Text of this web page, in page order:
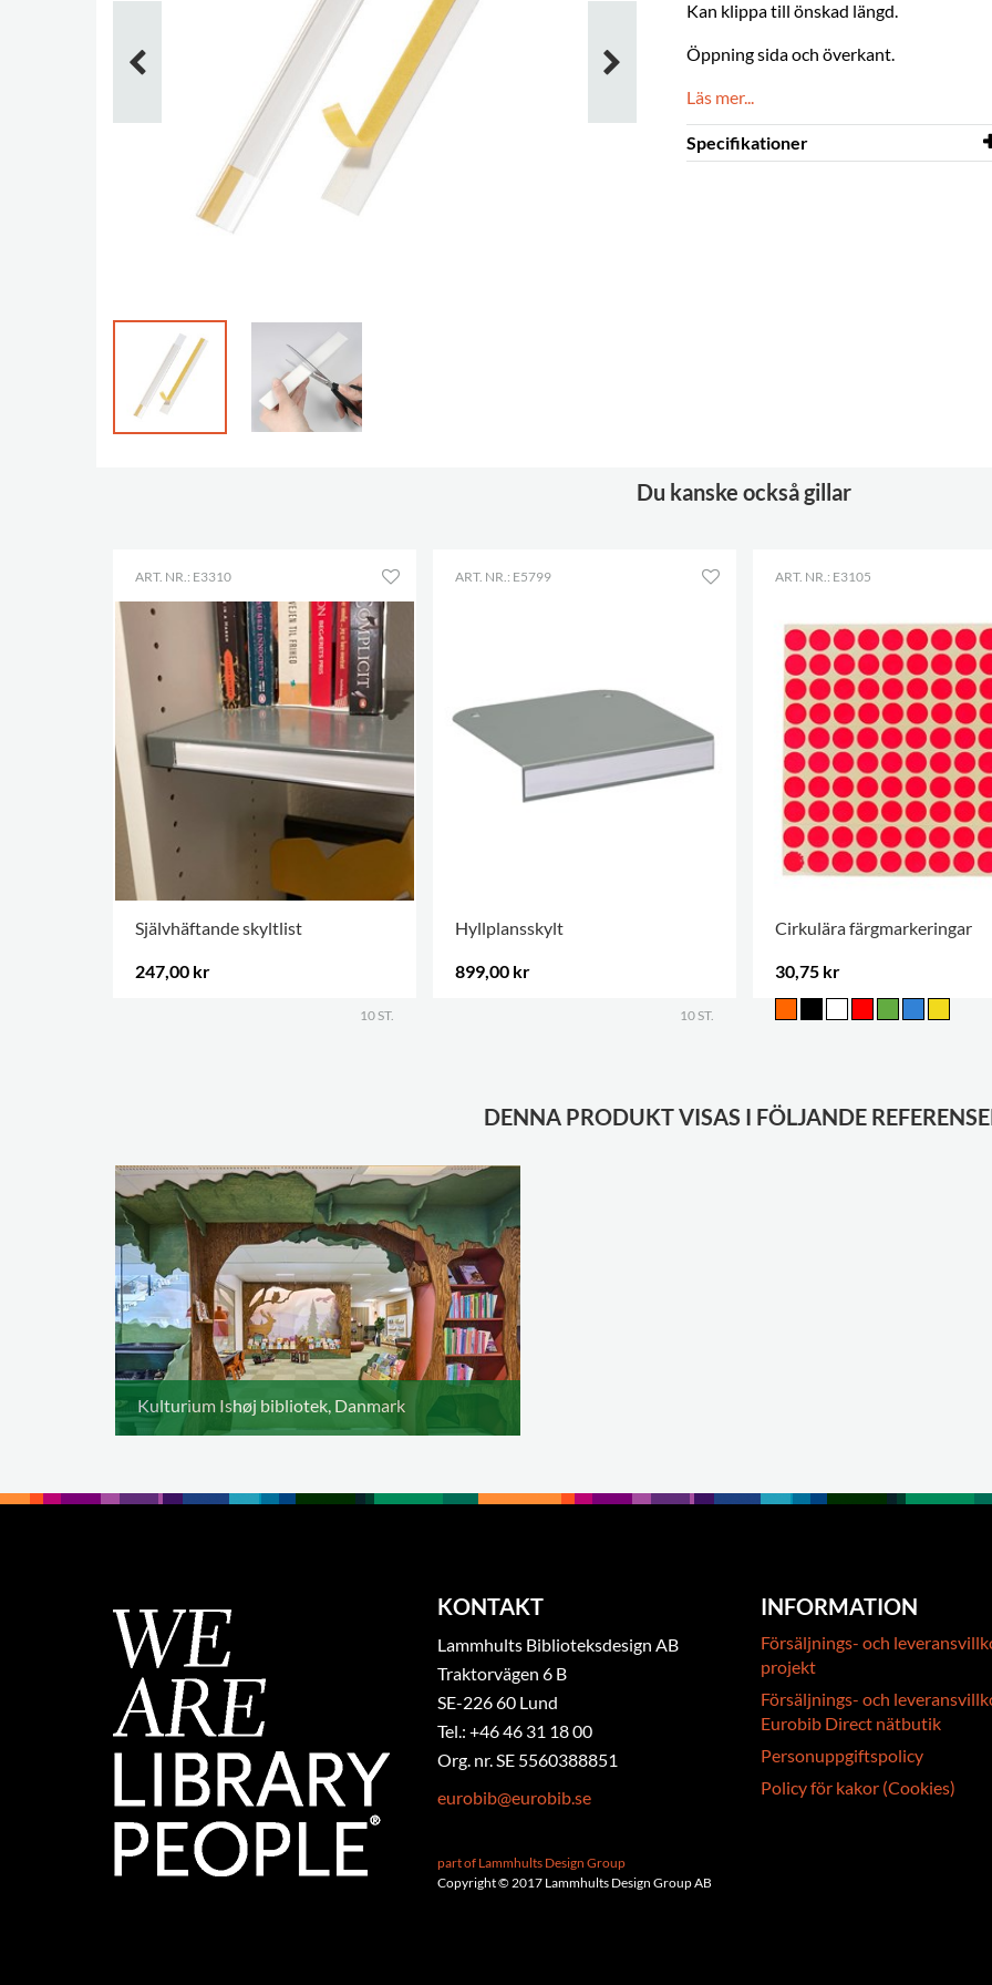
Kan klippa till önskad längd.
Öppning sida och överkant.
Läs mer...
Specifikationer
Du kanske också gillar
ART. NR.: E3310
Självhäftande skyltlist
247,00 kr
10 ST.
ART. NR.: E5799
Hyllplansskylt
899,00 kr
10 ST.
ART. NR.: E3105
Cirkulära färgmarkeringar
30,75 kr
DENNA PRODUKT VISAS I FÖLJANDE
Kulturium Ishøj bibliotek, Danmark
KONTAKT
Lammhults Biblioteksdesign AB
Traktorvägen 6 B
SE-226 60 Lund
Tel.: +46 46 31 18 00
Org. nr. SE 5560388851
eurobib@eurobib.se
part of Lammhults Design Group
Copyright © 2017 Lammhults Design Group AB
INFORMATION
Försäljnings- och
projekt
Försäljnings- och
Eurobib Direct nätbutik
Personuppgiftspolicy
Policy för kakor (Cookies)